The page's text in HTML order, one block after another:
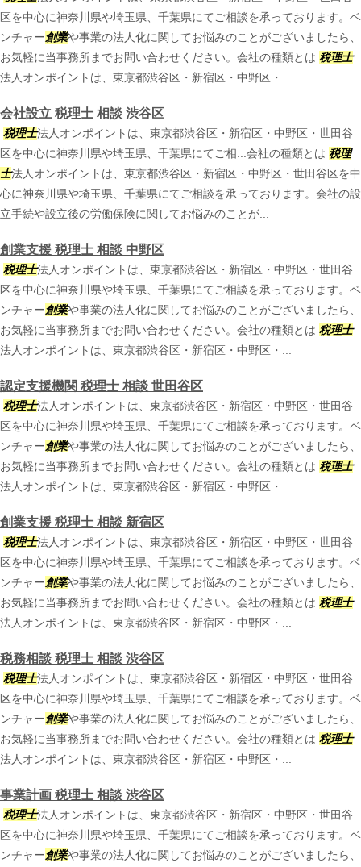
区を中心に神奈川県や埼玉県、千葉県にてご相談を承っております。ベ
ンチャー創業や事業の法人化に関してお悩みのことがございましたら、
お気軽に当事務所までお問い合わせください。会社の種類とは 税理士
法人オンポイントは、東京都渋谷区・新宿区・中野区・...
会社設立 税理士 相談 渋谷区
税理士法人オンポイントは、東京都渋谷区・新宿区・中野区・世田谷
区を中心に神奈川県や埼玉県、千葉県にてご相...会社の種類とは 税理
士法人オンポイントは、東京都渋谷区・新宿区・中野区・世田谷区を中
心に神奈川県や埼玉県、千葉県にてご相談を承っております。会社の設
立手続や設立後の労働保険に関してお悩みのことが...
創業支援 税理士 相談 中野区
税理士法人オンポイントは、東京都渋谷区・新宿区・中野区・世田谷
区を中心に神奈川県や埼玉県、千葉県にてご相談を承っております。ベ
ンチャー創業や事業の法人化に関してお悩みのことがございましたら、
お気軽に当事務所までお問い合わせください。会社の種類とは 税理士
法人オンポイントは、東京都渋谷区・新宿区・中野区・...
認定支援機関 税理士 相談 世田谷区
税理士法人オンポイントは、東京都渋谷区・新宿区・中野区・世田谷
区を中心に神奈川県や埼玉県、千葉県にてご相談を承っております。ベ
ンチャー創業や事業の法人化に関してお悩みのことがございましたら、
お気軽に当事務所までお問い合わせください。会社の種類とは 税理士
法人オンポイントは、東京都渋谷区・新宿区・中野区・...
創業支援 税理士 相談 新宿区
税理士法人オンポイントは、東京都渋谷区・新宿区・中野区・世田谷
区を中心に神奈川県や埼玉県、千葉県にてご相談を承っております。ベ
ンチャー創業や事業の法人化に関してお悩みのことがございましたら、
お気軽に当事務所までお問い合わせください。会社の種類とは 税理士
法人オンポイントは、東京都渋谷区・新宿区・中野区・...
税務相談 税理士 相談 渋谷区
税理士法人オンポイントは、東京都渋谷区・新宿区・中野区・世田谷
区を中心に神奈川県や埼玉県、千葉県にてご相談を承っております。ベ
ンチャー創業や事業の法人化に関してお悩みのことがございましたら、
お気軽に当事務所までお問い合わせください。会社の種類とは 税理士
法人オンポイントは、東京都渋谷区・新宿区・中野区・...
事業計画 税理士 相談 渋谷区
税理士法人オンポイントは、東京都渋谷区・新宿区・中野区・世田谷
区を中心に神奈川県や埼玉県、千葉県にてご相談を承っております。ベ
ンチャー創業や事業の法人化に関してお悩みのことがございましたら、